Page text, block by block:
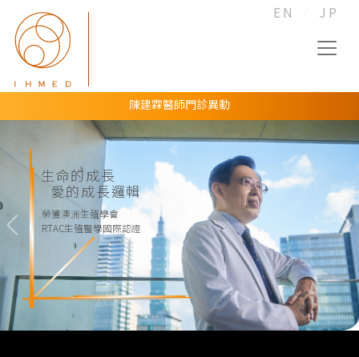
EN JP
陳建霖醫師門診異動
愛群連續第8年通過澳洲RTAC生殖技術國際認證！
黃世綱醫師門診異動
黃世綱醫師門診異動
生命的成長
愛的成長邏輯
榮獲澳洲生殖學會
RTAC生殖醫學國際認證
Previous